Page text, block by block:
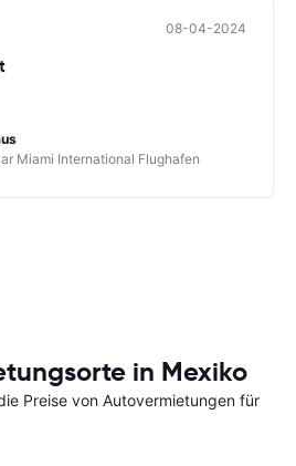
08-04-2024
Miami International Flughafen
in Mexiko
Preise von Autovermietungen für